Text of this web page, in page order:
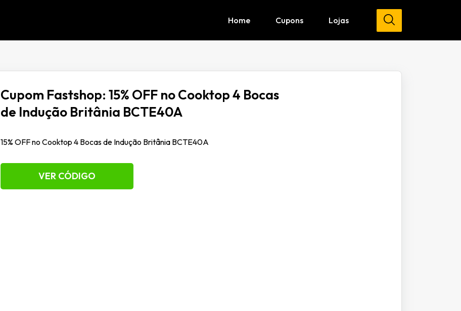
Home Cupons Lojas
Cupom Fastshop: 15% OFF no Cooktop 4 Bocas
de Indução Britânia BCTE40A
15% OFF no Cooktop 4 Bocas de Indução Britânia BCTE40A
VER CÓDIGO